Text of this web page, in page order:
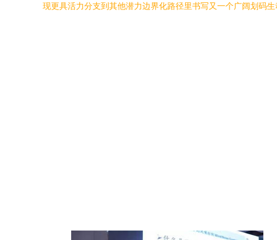
现更具活力分支到其他潜力边界化路径里书写又一个广阔划码生